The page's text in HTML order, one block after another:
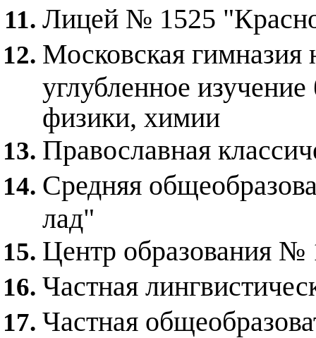
Лицей № 1525
Московская
углубленное
физики, химии
Православная
Средняя
лад"
Центр образования №
Частная
Частная